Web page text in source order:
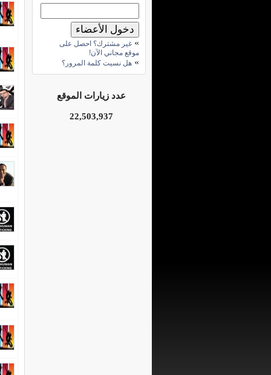
» غير مشترك؟ احصل على
موقع مجاني الآن!
» هل نسيت كلمة المرور؟
عدد زيارات الموقع
22,503,937